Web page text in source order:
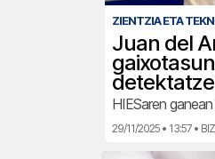
ZIENTZIA ETA
Juan del
HIESaren
29/11/2025 • 13:57 •